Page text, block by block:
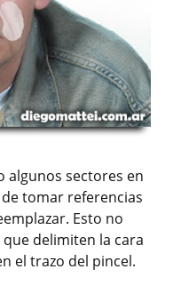
algunos sectores en
tomar referencias
Esto no
delimiten la cara
el trazo del pincel.